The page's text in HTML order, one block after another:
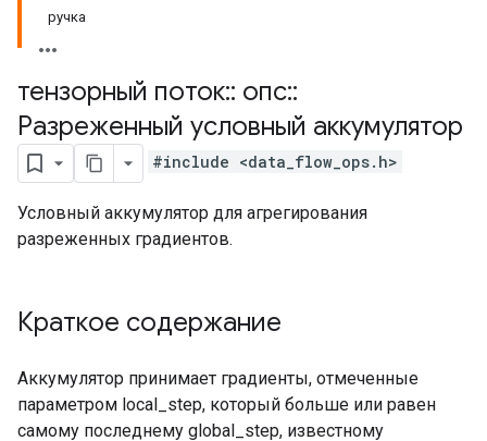
ручка
тензорный поток:: опс::
Разреженный условный аккумулятор
#include <data_flow_ops.h>
Условный аккумулятор для агрегирования
разреженных градиентов.
Краткое содержание
Аккумулятор принимает градиенты, отмеченные
параметром local_step, который больше или равен
самому последнему global_step, известному